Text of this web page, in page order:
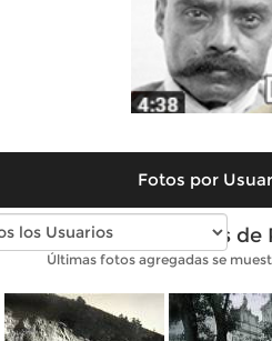
Fotos por
Fotos antiguas de
Últimas fotos agregadas se